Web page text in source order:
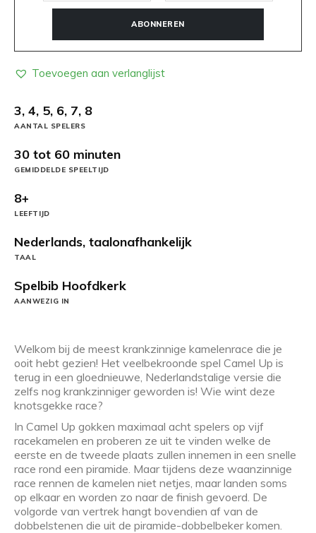
ABONNEREN
Toevoegen aan verlanglijst
3, 4, 5, 6, 7, 8
AANTAL SPELERS
30 tot 60 minuten
GEMIDDELDE SPEELTIJD
8+
LEEFTIJD
Nederlands, taalonafhankelijk
TAAL
Spelbib Hoofdkerk
AANWEZIG IN
Welkom bij de meest krankzinnige kamelenrace die je
ooit hebt gezien! Het veelbekroonde spel Camel Up is
terug in een gloednieuwe, Nederlandstalige versie die
zelfs nog krankzinniger geworden is! Wie wint deze
knotsgekke race?
In Camel Up gokken maximaal acht spelers op vijf
racekamelen en proberen ze uit te vinden welke de
eerste en de tweede plaats zullen innemen in een snelle
race rond een piramide. Maar tijdens deze waanzinnige
race rennen de kamelen niet netjes, maar landen soms
op elkaar en worden zo naar de finish gevoerd. De
volgorde van vertrek hangt bovendien af van de
dobbelstenen die uit de piramide-dobbelbeker komen.